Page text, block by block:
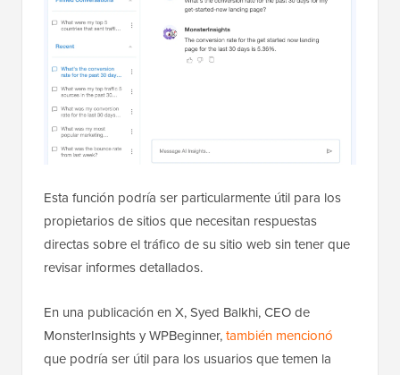
Esta función podría ser particularmente útil para los
propietarios de sitios que necesitan respuestas
directas sobre el tráfico de su sitio web sin tener que
revisar informes detallados.
En una publicación en X, Syed Balkhi, CEO de
MonsterInsights y WPBeginner,también mencionó
que podría ser útil para los usuarios que temen la